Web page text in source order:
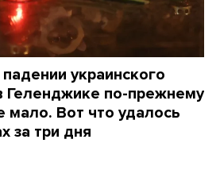
украинского
Геленджике по-прежнему
мало. Вот что удалось
за три дня